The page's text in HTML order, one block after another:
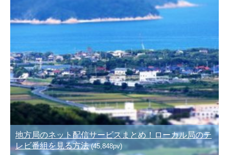
地方局のネット配信サービスまとめ！ローカル局のテ
レビ番組を見る方法(45,848pv)